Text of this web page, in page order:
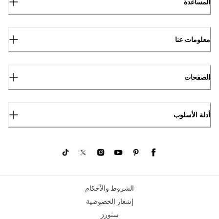
المساعدة
معلومات عنا
الصفحات
أدلة الأسلوب
الشروط والأحكام
إشعار الخصوصية
ستورز